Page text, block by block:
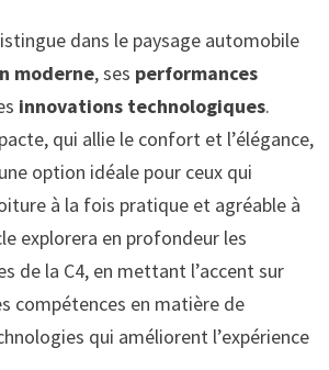
dans le paysage automobile
moderne, ses performances
innovations technologiques.
qui allie le confort et l’élégance,
option idéale pour ceux qui
à la fois pratique et agréable à
explorera en profondeur les
de la C4, en mettant l’accent sur
compétences en matière de
qui améliorent l’expérience